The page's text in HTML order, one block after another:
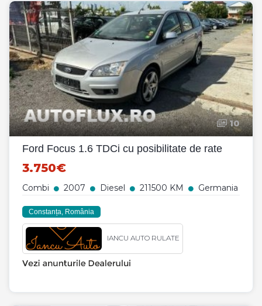
10
Ford Focus 1.6 TDCi cu posibilitate de rate
3.750€
Combi 2007 Diesel 211500 KM Germania
Constanța, România
IANCU AUTO RULATE